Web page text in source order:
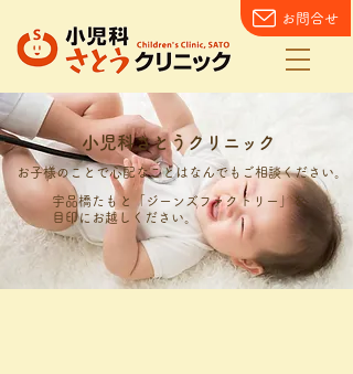
お問合せ
小児科さとうクリニック
お子様のことで心配なことはなんでもご相談ください。
宇品橋たもと「ジーンズファクトリー」を
目印にお越しください。